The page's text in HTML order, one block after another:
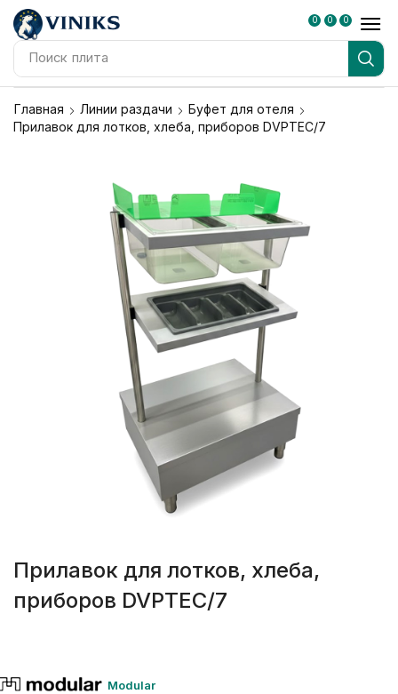
Поиск плита
0 0 0
Главная Линии раздачи
Буфет для отеля
Прилавок для лотков, хлеба, приборов DVPTEC/7
Прилавок для лотков, хлеба,
приборов DVPTEC/7
Modular